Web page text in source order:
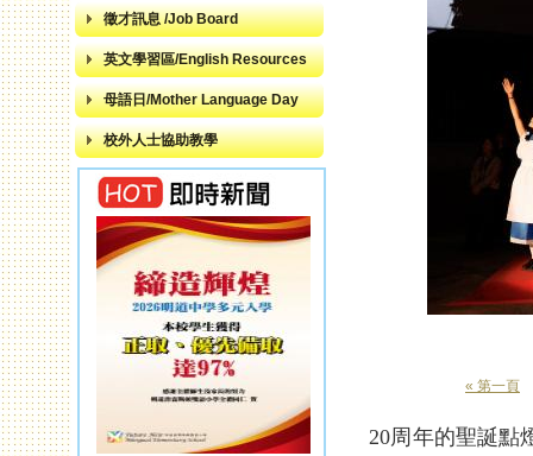
徵才訊息 /Job Board
英文學習區/English Resources
母語日/Mother Language Day
校外人士協助教學
« 第一頁
20周年的聖誕點